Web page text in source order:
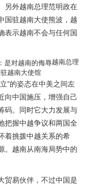
另外越南总理范明政在
国驻越南大使熊波，越
表示越南不会与任何国
越南总理
越南大使馆
”的姿态在中美之间左
向中国施压，增强自己
。 同时它大力发展与
把握中越争议和两国全
着挑拨中越关系的希
越南从南海局势中的
贸易伙伴，不过中国是